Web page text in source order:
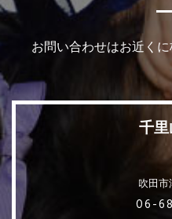
お問い合わせはお近く
千里
吹田市
06-